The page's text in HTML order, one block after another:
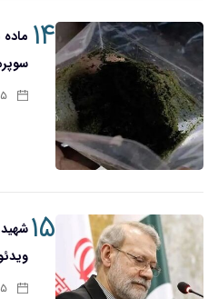
۱۴
ماده مخدری که پایش به
سوپرمارکت‌ها باز شد
۱۴۰۵/۰۵/۱۵ ۱۴:۴۴
۱۵ شهید لاریجانی چگونه ردیابی شد؟/
ویدئو
۱۴۰۵/۰۵/۱۵ ۱۴:۴۲